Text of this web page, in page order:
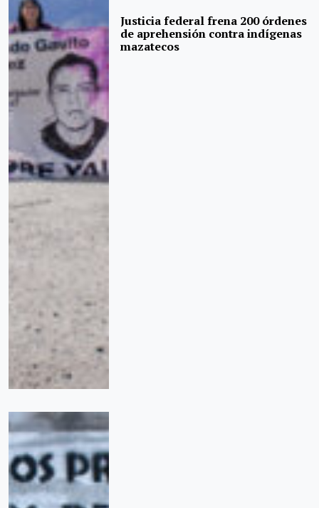
Justicia federal frena 200 órdenes
de aprehensión contra indígenas
mazatecos